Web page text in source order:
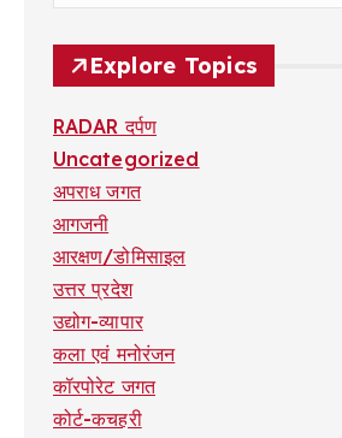
Explore Topics
RADAR दर्पण
Uncategorized
अपराध जगत
आगजनी
आरक्षण/डोमिसाइल
उत्तर प्रदेश
उद्योग-व्यापार
कला एवं मनोरंजन
कॉरपोरेट जगत
कोर्ट-कचहरी